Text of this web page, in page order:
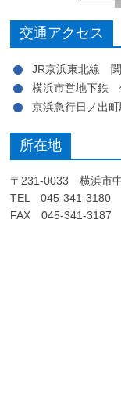
交通アクセス
JR京浜東北線
横浜市営地下鉄
京浜急行日ノ出
所在地
〒231-0033 横浜市
TEL 045-341-3180
FAX 045-341-3187